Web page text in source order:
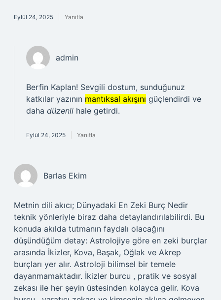
Eylül 24, 2025 Yanıtla
admin
Berfin Kaplan! Sevgili dostum, sunduğunuz
katkılar yazının mantıksal akışını güçlendirdi ve
daha düzenli hale getirdi.
Eylül 24, 2025 Yanıtla
Barlas Ekim
Metnin dili akıcı; Dünyadaki En Zeki Burç Nedir
teknik yönleriyle biraz daha detaylandırılabilirdi. Bu
konuda akılda tutmanın faydalı olacağını
düşündüğüm detay: Astrolojiye göre en zeki burçlar
arasında İkizler, Kova, Başak, Oğlak ve Akrep
burçları yer alır. Astroloji bilimsel bir temele
dayanmamaktadır. İkizler burcu , pratik ve sosyal
zekası ile her şeyin üstesinden kolayca gelir. Kova